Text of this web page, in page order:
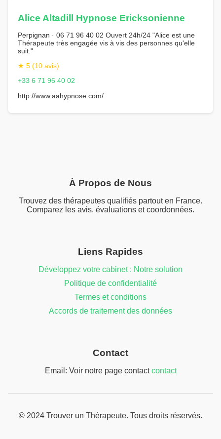
Alice Altadill Hypnose Ericksonienne
Perpignan · 06 71 96 40 02 Ouvert 24h/24 "Alice est une
Thérapeute très engagée vis à vis des personnes qu'elle
suit."
★ 5 (10 avis)
+33 6 71 96 40 02
http://www.aahypnose.com/
À Propos de Nous
Trouvez des thérapeutes qualifiés partout en France.
Comparez les avis, évaluations et coordonnées.
Liens Rapides
Développez votre cabinet : Notre solution
Politique de confidentialité
Termes et conditions
Accords de traitement des données
Contact
Email: Voir notre page contactcontact
© 2024 Trouver un Thérapeute. Tous droits réservés.